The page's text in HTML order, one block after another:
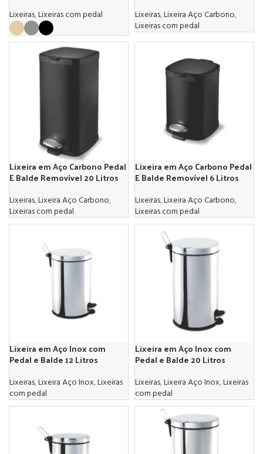
Lixeiras,Lixeiras com pedal Lixeiras,Lixeira Aço Carbono,
Lixeiras com pedal
Lixeira em Aço Carbono Pedal
E Balde Removível 20 Litros
Lixeiras,Lixeira Aço Carbono,
Lixeiras com pedal
Lixeira em Aço Carbono Pedal
E Balde Removível 6 Litros
Lixeiras,Lixeira Aço Carbono,
Lixeiras com pedal
Lixeira em Aço Inox com
Pedal e Balde 12 Litros
Lixeiras,Lixeira Aço Inox,Lixeiras
com pedal
Lixeira em Aço Inox com
Pedal e Balde 20 Litros
Lixeiras,Lixeira Aço Inox,Lixeiras
com pedal